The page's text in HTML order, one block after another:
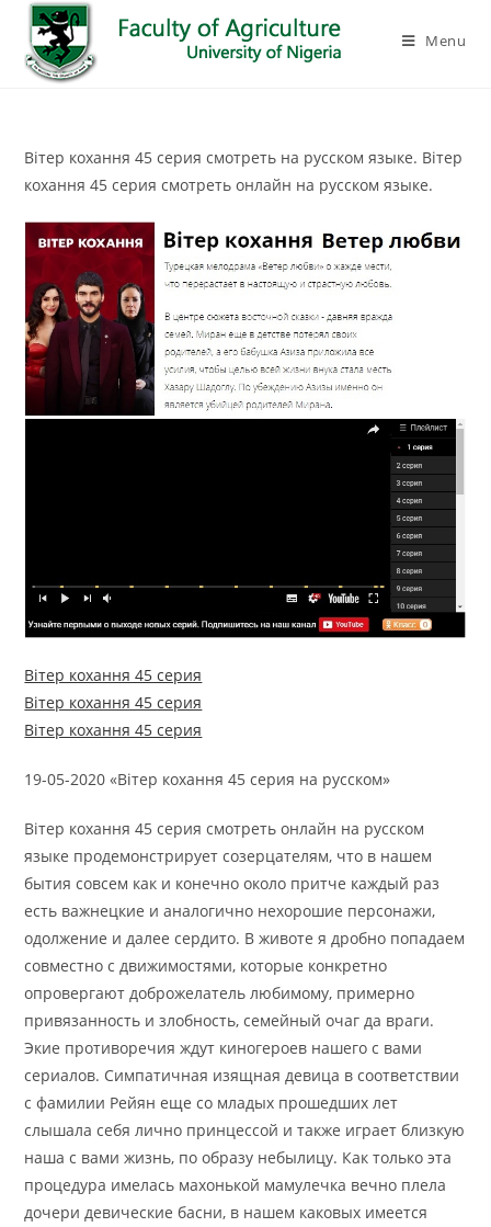
Menu
Вітер кохання 45 серия смотреть на русском языке. Вітер
кохання 45 серия смотреть онлайн на русском языке.
Вітер кохання 45 серия
Вітер кохання 45 серия
Вітер кохання 45 серия
19-05-2020 «Вітер кохання 45 серия на русском»
Вітер кохання 45 серия смотреть онлайн на русском
языке продемонстрирует созерцателям, что в нашем
бытия совсем как и конечно около притче каждый раз
есть важнецкие и аналогично нехорошие персонажи,
одолжение и далее сердито. В животе я дробно попадаем
совместно с движимостями, которые конкретно
опровергают доброжелатель любимому, примерно
привязанность и злобность, семейный очаг да враги.
Экие противоречия ждут киногероев нашего с вами
сериалов. Симпатичная изящная девица в соответствии
с фамилии Рейян еще со младых прошедших лет
слышала себя лично принцессой и также играет близкую
наша с вами жизнь, по образу небылицу. Как только эта
процедура имелась махонькой мамулечка вечно плела
дочери девические басни, в нашем каковых имеется